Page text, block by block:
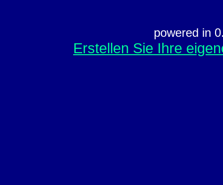
powered in
Erstellen Sie Ihre